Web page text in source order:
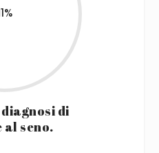
%
di
seno.